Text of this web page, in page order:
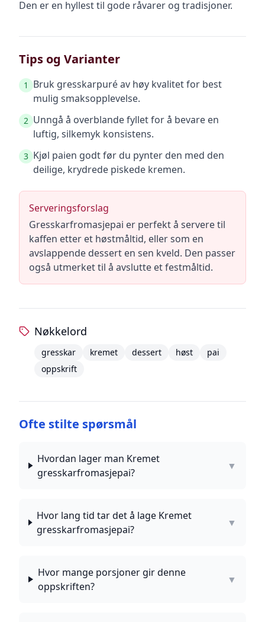
Den er en hyllest til gode råvarer og tradisjoner.
Tips og Varianter
1
Bruk gresskarpuré av høy kvalitet for best
mulig smaksopplevelse.
2 Unngå å overblande fyllet for å bevare en
luftig, silkemyk konsistens.
3 Kjøl paien godt før du pynter den med den
deilige, krydrede piskede kremen.
Serveringsforslag
Gresskarfromasjepai er perfekt å servere til
kaffen etter et høstmåltid, eller som en
avslappende dessert en sen kveld. Den passer
også utmerket til å avslutte et festmåltid.
Nøkkelord
gresskar kremet dessert høst
pai
oppskrift
Ofte stilte spørsmål
Hvordan lager man Kremet
gresskarfromasjepai?
▼
Hvor lang tid tar det å lage Kremet
gresskarfromasjepai?
▼
Hvor mange porsjoner gir denne
oppskriften?
▼